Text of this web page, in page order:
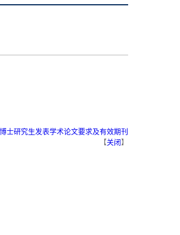
士研究生发表学术论文要求及有效期刊
【关闭 】